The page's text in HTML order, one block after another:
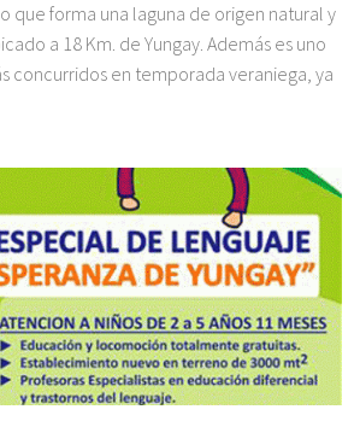
que forma una laguna de origen natural y
a 18 Km. de Yungay. Además es uno
concurridos en temporada veraniega, ya